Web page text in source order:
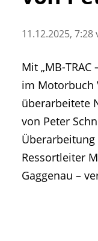
• Messen und
• Agritechnica
• Artikel nach
11.12.2025, 7:28
Mit „MB-
im Motorbuch
überarbeitete
von Peter
Überarbeitung
Ressortleiter
Gaggenau –